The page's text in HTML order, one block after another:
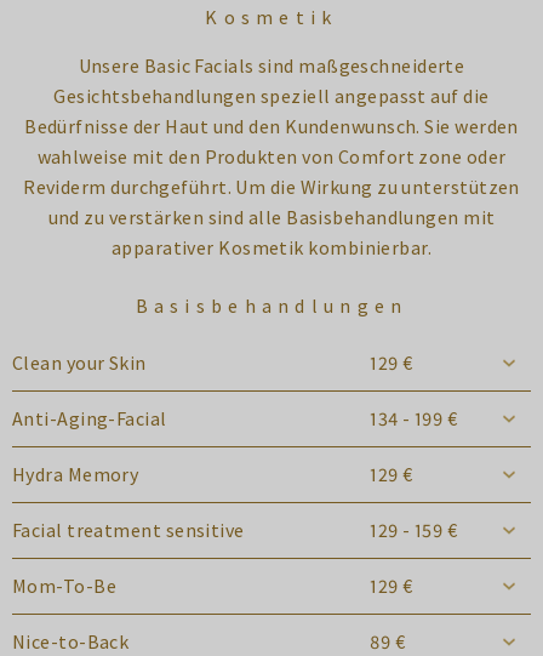
Kosmetik
Unsere Basic Facials sind maßgeschneiderte
Gesichtsbehandlungen speziell angepasst auf die
Bedürfnisse der Haut und den Kundenwunsch. Sie werden
wahlweise mit den Produkten von Comfort zone oder
Reviderm durchgeführt. Um die Wirkung zu unterstützen
und zu verstärken sind alle Basisbehandlungen mit
apparativer Kosmetik kombinierbar.
Basisbehandlungen
Clean your Skin 129 €
Anti-Aging-Facial 134 - 199 €
Hydra Memory 129 €
Facial treatment sensitive 129 - 159 €
Mom-To-Be 129 €
Nice-to-Back 89 €